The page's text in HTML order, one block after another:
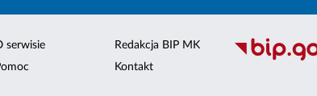
serwisie
Redakcja BIP MK
Kontakt